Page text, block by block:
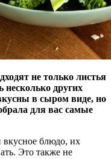
не только листья
других
в сыром виде, но
для вас самые
вкусное блюдо, их
Это также не